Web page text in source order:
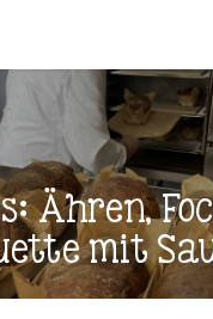
Ähren,
mit